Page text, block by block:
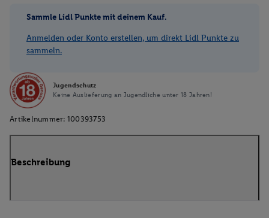
Sammle Lidl Punkte mit deinem Kauf.
Anmelden oder Konto erstellen, um direkt Lidl Punkte zu
sammeln.
Jugendschutz
Keine Auslieferung an Jugendliche unter 18 Jahren!
Artikelnummer: 100393753
Beschreibung